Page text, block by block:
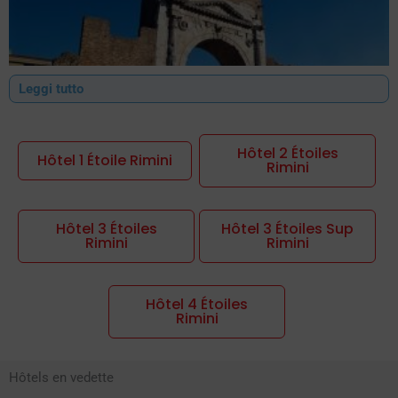
La côte du Bel Paese : Réputée dans toute l'Italie
comme étant la côte la plus drôle du Bel Paese, la côte du Bel
Paese est une des plus belles régions d'Europe.Riviera
Romagnolaet en particulier la ville deRiminiest certainement
l'endroit idéal pour ceux qui veulent passer un séjour à
vacances à Riminidivertissement et de la vie
nocturne, grâce aux nombreuses propositions de
de vacances à Rimini. Particulièrement appréciée par les jeunes
Leggi tutto
Hôtel 1 Étoile Rimini Hôtel 2 Étoiles
Rimini
Hôtel 3 Étoiles
Rimini
Hôtel 3 Étoiles Sup
Rimini
Hôtel 4 Étoiles
Rimini
Hôtels en vedette